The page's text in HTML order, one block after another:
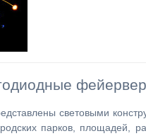
световыми
парков, площадей,